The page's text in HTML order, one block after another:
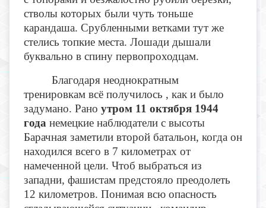
стволы которых были чуть тоньше
карандаша. Срубленными ветками тут же
стелись топкие места. Лошади дышали
буквально в спину первопроходцам.
Благодаря неоднократным
тренировкам всё получилось , как и было
задумано. Рано утром 11 октября 1944
года немецкие наблюдатели с высоты
Барачная заметили второй батальон, когда он
находился всего в 7 километрах от
намеченной цели. Чтоб выбраться из
западни, фашистам предстояло преодолеть
12 километров. Понимая всю опасность